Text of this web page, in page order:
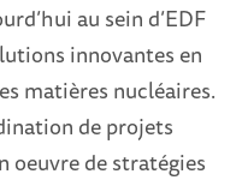
au sein d’EDF
innovantes en
matières nucléaires.
de projets
oeuvre de stratégies